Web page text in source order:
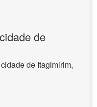
de
de Itagimirim,